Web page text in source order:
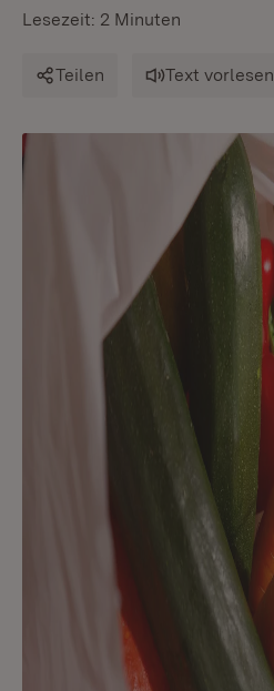
Lesezeit: 2 Minuten
Teilen Text vorlesen